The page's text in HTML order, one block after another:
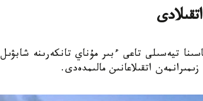
تيەسىلى تاعى ءبىر مۇناي تانكەرىنە شابۋىل
اتقىلاعانىن مالىمدەدى.